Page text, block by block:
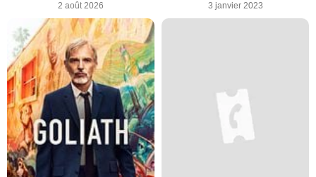
2 août 2026 3 janvier 2023